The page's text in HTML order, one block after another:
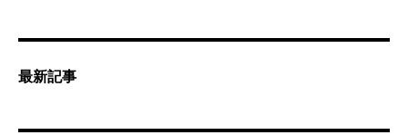
最新記事